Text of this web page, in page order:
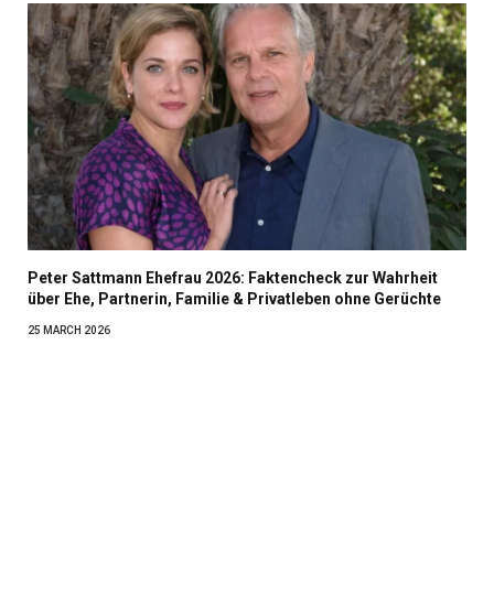
Peter Sattmann Ehefrau 2026: Faktencheck zur Wahrheit
über Ehe, Partnerin, Familie & Privatleben ohne Gerüchte
25 MARCH 2026